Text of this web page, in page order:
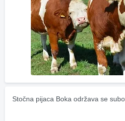
Stočna pijaca Boka održava se